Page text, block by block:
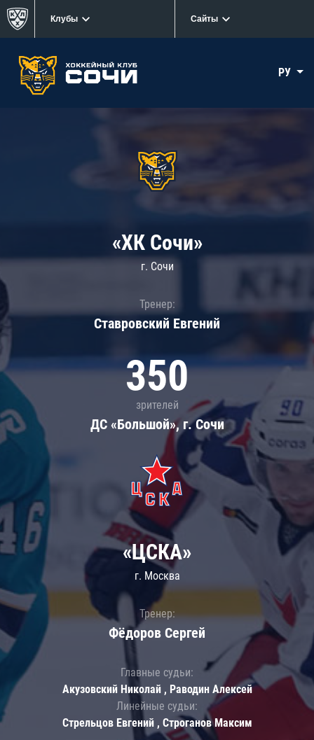
Клубы Сайты
РУ
«ХК Сочи»
г. Сочи
Тренер:
Ставровский Евгений
350
зрителей
ДС «Большой», г. Сочи
«ЦСКА»
г. Москва
Тренер:
Фёдоров Сергей
Главные судьи:
Акузовский Николай , Раводин Алексей
Линейные судьи:
Стрельцов Евгений , Строганов Максим